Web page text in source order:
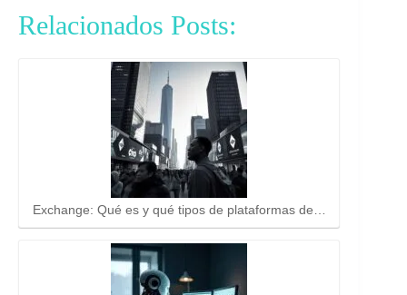
Relacionados Posts:
Exchange: Qué es y qué tipos de plataformas de…